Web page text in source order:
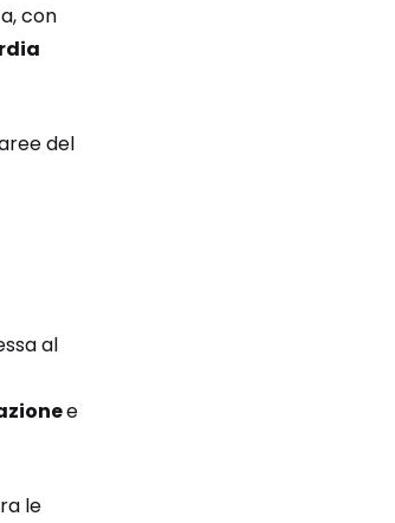
con
del
al
e
le